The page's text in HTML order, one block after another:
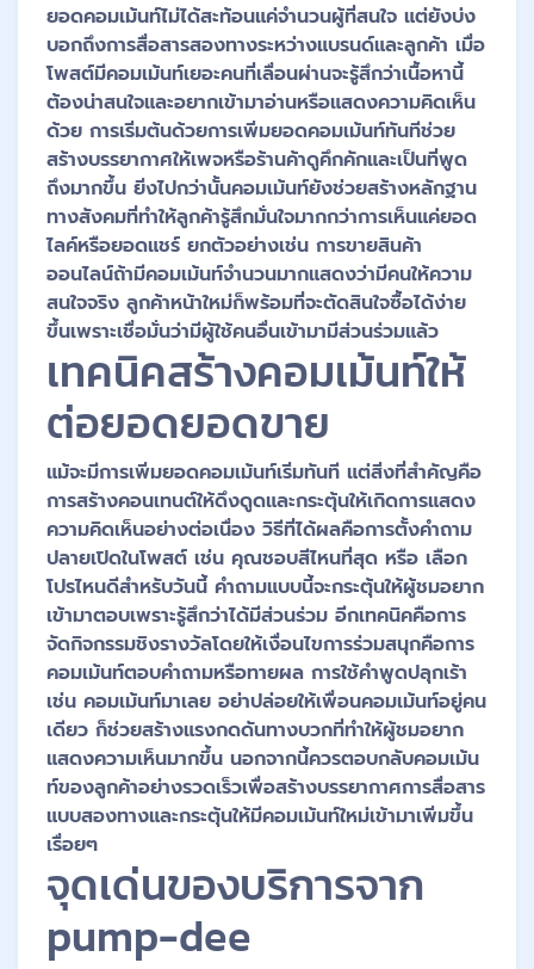
ยอดคอมเม้นท์ไม่ได้สะท้อนแค่จำนวนผู้ที่สนใจ แต่ยังบ่ง
บอกถึงการสื่อสารสองทางระหว่างแบรนด์และลูกค้า เมื่อ
โพสต์มีคอมเม้นท์เยอะคนที่เลื่อนผ่านจะรู้สึกว่าเนื้อหานี้
ต้องน่าสนใจและอยากเข้ามาอ่านหรือแสดงความคิดเห็น
ด้วย การเริ่มต้นด้วยการเพิ่มยอดคอมเม้นท์ทันทีช่วย
สร้างบรรยากาศให้เพจหรือร้านค้าดูคึกคักและเป็นที่พูด
ถึงมากขึ้น ยิ่งไปกว่านั้นคอมเม้นท์ยังช่วยสร้างหลักฐาน
ทางสังคมที่ทำให้ลูกค้ารู้สึกมั่นใจมากกว่าการเห็นแค่ยอด
ไลค์หรือยอดแชร์ ยกตัวอย่างเช่น การขายสินค้า
ออนไลน์ถ้ามีคอมเม้นท์จำนวนมากแสดงว่ามีคนให้ความ
สนใจจริง ลูกค้าหน้าใหม่ก็พร้อมที่จะตัดสินใจซื้อได้ง่าย
ขึ้นเพราะเชื่อมั่นว่ามีผู้ใช้คนอื่นเข้ามามีส่วนร่วมแล้ว
เทคนิคสร้างคอมเม้นท์ให้
ต่อยอดยอดขาย
แม้จะมีการเพิ่มยอดคอมเม้นท์เริ่มทันที แต่สิ่งที่สำคัญคือ
การสร้างคอนเทนต์ให้ดึงดูดและกระตุ้นให้เกิดการแสดง
ความคิดเห็นอย่างต่อเนื่อง วิธีที่ได้ผลคือการตั้งคำถาม
ปลายเปิดในโพสต์ เช่น คุณชอบสีไหนที่สุด หรือ เลือก
โปรไหนดีสำหรับวันนี้ คำถามแบบนี้จะกระตุ้นให้ผู้ชมอยาก
เข้ามาตอบเพราะรู้สึกว่าได้มีส่วนร่วม อีกเทคนิคคือการ
จัดกิจกรรมชิงรางวัลโดยให้เงื่อนไขการร่วมสนุกคือการ
คอมเม้นท์ตอบคำถามหรือทายผล การใช้คำพูดปลุกเร้า
เช่น คอมเม้นท์มาเลย อย่าปล่อยให้เพื่อนคอมเม้นท์อยู่คน
เดียว ก็ช่วยสร้างแรงกดดันทางบวกที่ทำให้ผู้ชมอยาก
แสดงความเห็นมากขึ้น นอกจากนี้ควรตอบกลับคอมเม้น
ท์ของลูกค้าอย่างรวดเร็วเพื่อสร้างบรรยากาศการสื่อสาร
แบบสองทางและกระตุ้นให้มีคอมเม้นท์ใหม่เข้ามาเพิ่มขึ้น
เรื่อยๆ
จุดเด่นของบริการจาก
pump-dee